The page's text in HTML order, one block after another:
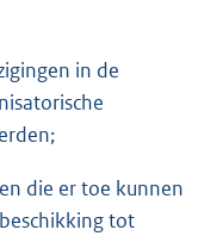
in de
die er toe kunnen
tot